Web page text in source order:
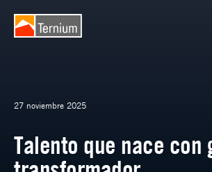
27 noviembre 2025
Talento que nace con